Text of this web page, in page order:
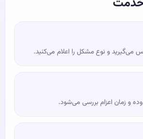
می‌گیرید و نوع مشکل را اعلام می‌کنید.
و زمان اعزام بررسی می‌شود.